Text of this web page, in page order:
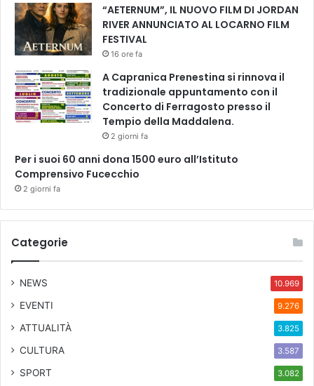
e
n
“AETERNUM”, IL NUOVO FILM DI JORDAN
RIVER ANNUNCIATO AL LOCARNO FILM
FESTIVAL
16 ore fa
A Capranica Prenestina si rinnova il
tradizionale appuntamento con il
Concerto di Ferragosto presso il
Tempio della Maddalena.
2 giorni fa
Per i suoi 60 anni dona 1500 euro all’Istituto
Comprensivo Fucecchio
2 giorni fa
Categorie
NEWS 10.969
EVENTI 9.276
ATTUALITÀ 3.825
CULTURA 3.587
SPORT 3.082